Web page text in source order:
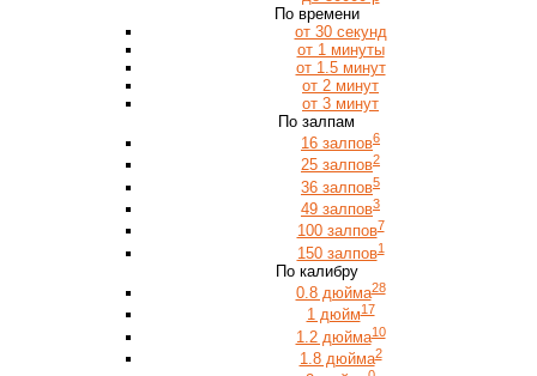
По времени
от 30 секунд
от 1 минуты
от 1.5 минут
от 2 минут
от 3 минут
По залпам
16 залпов6
25 залпов2
36 залпов5
49 залпов3
100 залпов7
150 залпов1
По калибру
0.8 дюйма28
1 дюйм17
1.2 дюйма10
1.8 дюйма2